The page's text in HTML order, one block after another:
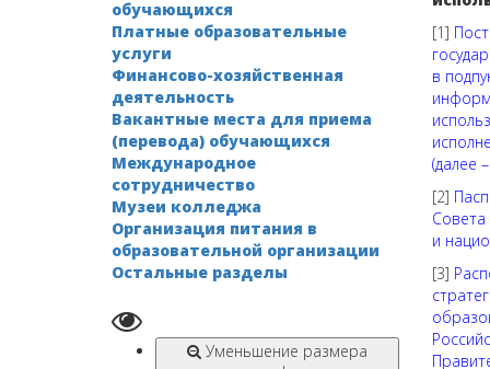
обучающихся
Платные образовательные
услуги
Финансово-хозяйственная
деятельность
Вакантные места для приема
(перевода) обучающихся
Международное
сотрудничество
Музеи колледжа
Организация питания в
образовательной организации
Остальные разделы
Уменьшение размера
[1]
в
(далее
[2]
Совета
и
[3]